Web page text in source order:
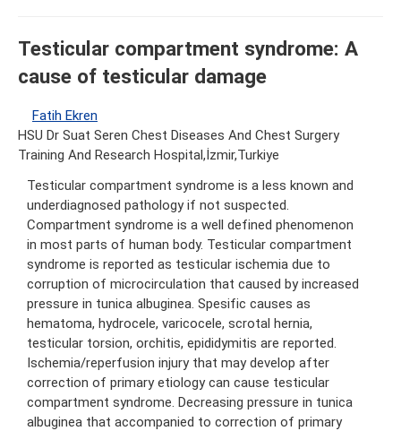
Testicular compartment syndrome: A
cause of testicular damage
Fatih Ekren
HSU Dr Suat Seren Chest Diseases And Chest Surgery
Training And Research Hospital,İzmir,Turkiye
Testicular compartment syndrome is a less known and
underdiagnosed pathology if not suspected.
Compartment syndrome is a well defined phenomenon
in most parts of human body. Testicular compartment
syndrome is reported as testicular ischemia due to
corruption of microcirculation that caused by increased
pressure in tunica albuginea. Spesific causes as
hematoma, hydrocele, varicocele, scrotal hernia,
testicular torsion, orchitis, epididymitis are reported.
Ischemia/reperfusion injury that may develop after
correction of primary etiology can cause testicular
compartment syndrome. Decreasing pressure in tunica
albuginea that accompanied to correction of primary